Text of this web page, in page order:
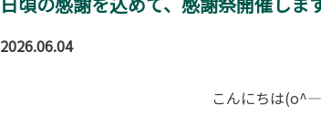
2026.06.04
こんにちは